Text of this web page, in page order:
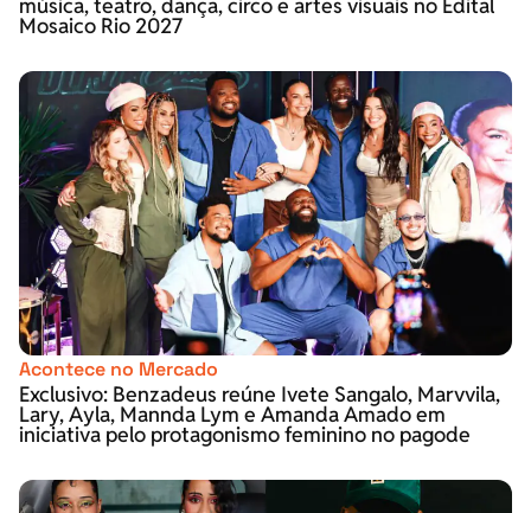
Mosaico Rio 2027
Acontece no Mercado
Exclusivo: Benzadeus reúne Ivete Sangalo, Marvvila,
Lary, Ayla, Mannda Lym e Amanda Amado em
iniciativa pelo protagonismo feminino no pagode